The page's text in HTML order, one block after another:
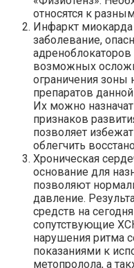
относятся к
Инфаркт
заболевание,
адреноблокаторов
возможных
ограничения зоны
препаратов
Их можно
признаков
позволяет
облегчить
Хроническая
основание для
позволяют
давление.
средств на
сопутствующие
нарушения ритма
показаниями к
метопролола, а